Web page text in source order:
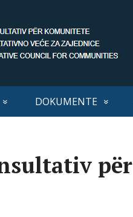
DOKUMENTE
për